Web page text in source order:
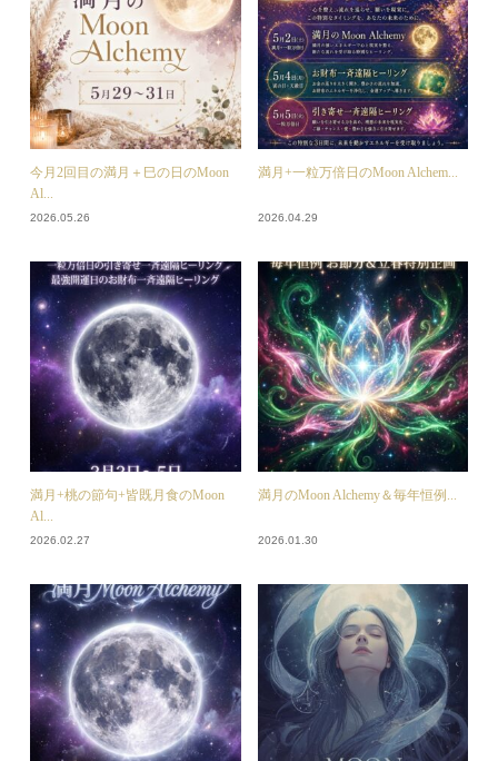
今月2回目の満月＋巳の日のMoon
Al...
2026.05.26
満月+一粒万倍日のMoon Alchem...
2026.04.29
満月+桃の節句+皆既月食のMoon
Al...
2026.02.27
満月のMoon Alchemy＆毎年恒例...
2026.01.30